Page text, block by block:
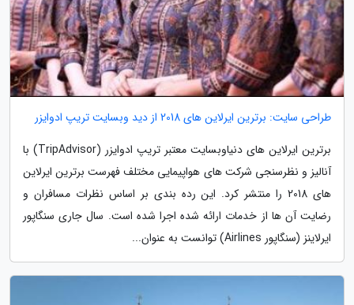
طراحی سایت: برترین ایرلاین های 2018 از دید وبسایت تریپ ادوایزر
برترین ایرلاین های دنیاوبسایت معتبر تریپ ادوایزر (TripAdvisor) با
آنالیز و نظرسنجی شرکت های هواپیمایی مختلف فهرست برترین ایرلاین
های 2018 را منتشر کرد. این رده بندی بر اساس نظرات مسافران و
رضایت آن ها از خدمات ارائه شده اجرا شده است. سال جاری سنگاپور
ایرلاینز (سنگاپور Airlines) توانست به عنوان...